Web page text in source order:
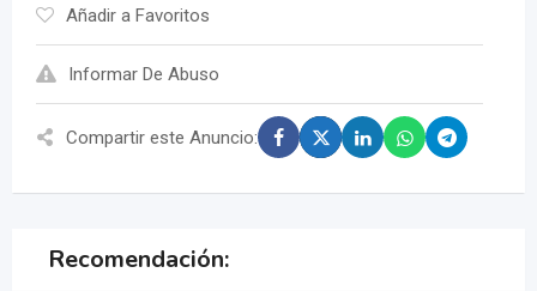
Añadir a Favoritos
Informar De Abuso
Compartir este Anuncio:
Recomendación: